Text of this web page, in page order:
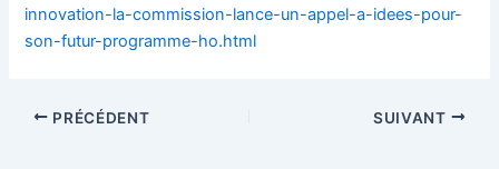
innovation-la-commission-lance-un-appel-a-idees-pour-
son-futur-programme-ho.html
PRÉCÉDENT SUIVANT